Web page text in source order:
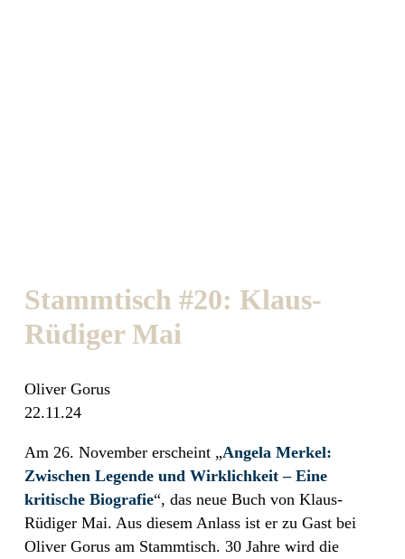
Stammtisch #20: Klaus-
Rüdiger Mai
Oliver Gorus
22.11.24
Am 26. November erscheint „Angela Merkel:
Zwischen Legende und Wirklichkeit – Eine
kritische Biografie“, das neue Buch von Klaus-
Rüdiger Mai. Aus diesem Anlass ist er zu Gast bei
Oliver Gorus am Stammtisch. 30 Jahre wird die